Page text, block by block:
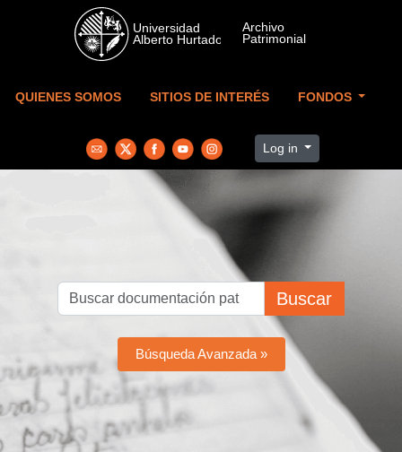
Skip to main content
QUIENES SOMOS SITIOS DE INTERÉS FONDOS
Log in
Buscar
Búsqueda Avanzada »